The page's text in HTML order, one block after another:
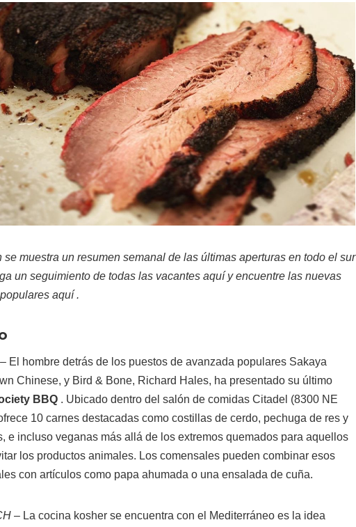
se muestra un resumen semanal de las últimas aperturas en todo el sur
un seguimiento de todas las vacantes aquí y encuentre las nuevas
aquí .
El hombre detrás de los puestos de avanzada populares Sakaya
Chinese, y Bird & Bone, Richard Hales, ha presentado su último
BBQ . Ubicado dentro del salón de comidas Citadel (8300 NE
10 carnes destacadas como costillas de cerdo, pechuga de res y
e incluso veganas más allá de los extremos quemados para aquellos
los productos animales. Los comensales pueden combinar esos
con artículos como papa ahumada o una ensalada de cuña.
– La cocina kosher se encuentra con el Mediterráneo es la idea